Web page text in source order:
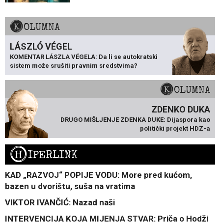
KOLUMNA
LÁSZLÓ VÉGEL
KOMENTAR LÁSZLA VÉGELA: Da li se autokratski
sistem može srušiti pravnim sredstvima?
KOLUMNA
ZDENKO DUKA
DRUGO MIŠLJENJE ZDENKA DUKE: Dijaspora kao
politički projekt HDZ-a
HIPERLINK
KAD „RAZVOJ“ POPIJE VODU: More pred kućom,
bazen u dvorištu, suša na vratima
VIKTOR IVANČIĆ: Nazad naši
INTERVENCIJA KOJA MIJENJA STVAR: Priča o Hodži